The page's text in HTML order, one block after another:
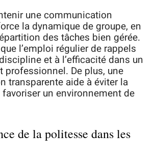
une communication
la dynamique de groupe, en
des tâches bien gérée.
l’emploi régulier de rappels
et à l’efficacité dans un
professionnel. De plus, une
transparente aide à éviter la
un environnement de
de la politesse dans les